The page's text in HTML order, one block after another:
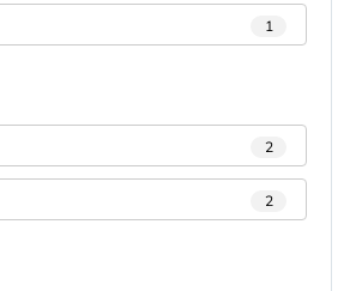
1
2
2